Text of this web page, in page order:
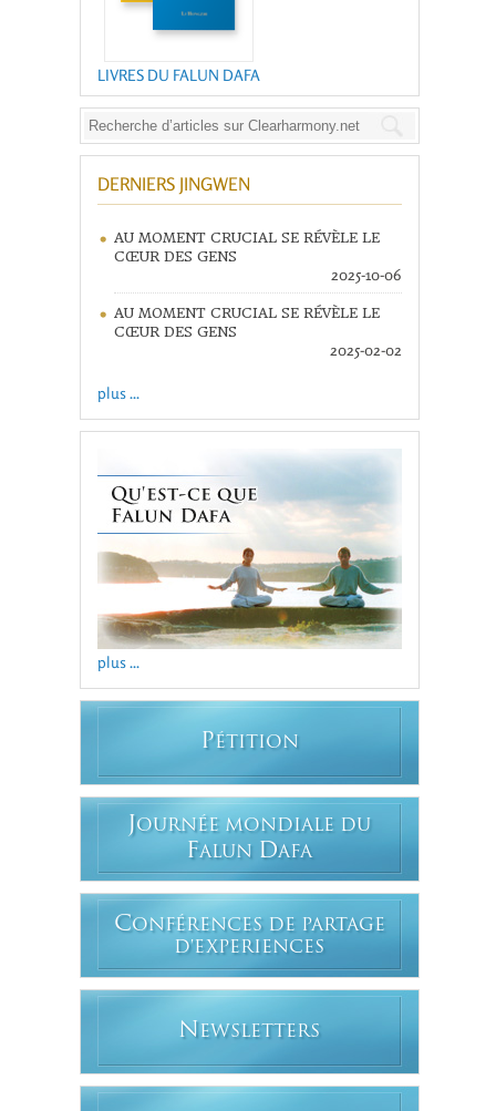
LIVRES DU FALUN DAFA
DERNIERS JINGWEN
AU MOMENT CRUCIAL SE RÉVÈLE LE
CŒUR DES GENS
2025-10-06
AU MOMENT CRUCIAL SE RÉVÈLE LE
CŒUR DES GENS
2025-02-02
plus ...
plus ...
PÉTITION
JOURNÉE MONDIALE DU
FALUN DAFA
CONFÉRENCES DE PARTAGE
D'EXPERIENCES
N EWSLETTERS